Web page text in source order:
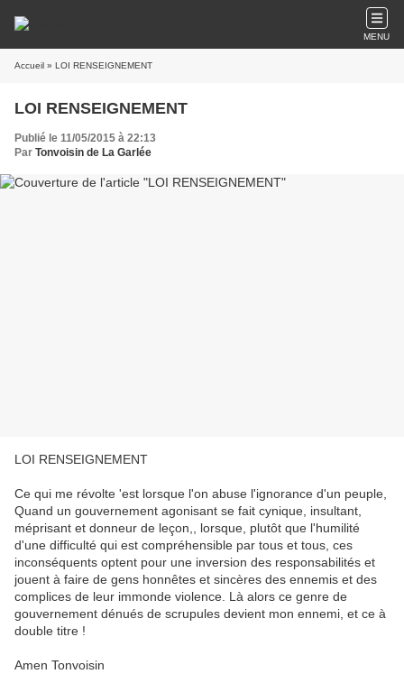
MENU
Accueil » LOI RENSEIGNEMENT
LOI RENSEIGNEMENT
Publié le 11/05/2015 à 22:13
Par Tonvoisin de La Garlée
LOI RENSEIGNEMENT
Ce qui me révolte 'est lorsque l'on abuse l'ignorance d'un peuple,
Quand un gouvernement agonisant se fait cynique, insultant,
méprisant et donneur de leçon,, lorsque, plutôt que l'humilité
d'une difficulté qui est compréhensible par tous et tous, ces
inconséquents optent pour une inversion des responsabilités et
jouent à faire de gens honnêtes et sincères des ennemis et des
complices de leur immonde violence. Là alors ce genre de
gouvernement dénués de scrupules devient mon ennemi, et ce à
double titre !
Amen Tonvoisin